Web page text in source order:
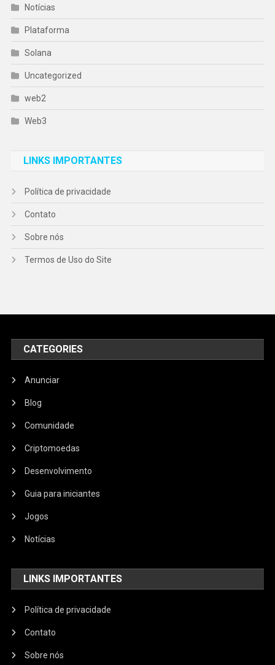
Notícias
Plataforma
Solana
Uncategorized
web2
Web3
LINKS IMPORTANTES
Política de privacidade
Contato
Sobre nós
Termos de Uso do Site
CATEGORIES
Anunciar
Blog
Comunidade
Criptomoedas
Desenvolvimento
Guia para iniciantes
Jogos
Notícias
LINKS IMPORTANTES
Política de privacidade
Contato
Sobre nós